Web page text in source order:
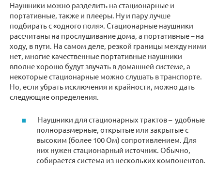
Наушники можно разделить на стационарные и
портативные, также и плееры. Ну и пару лучше
подбирать с «одного поля». Стационарные наушники
рассчитаны на прослушивание дома, а портативные – на
ходу, в пути. На самом деле, резкой границы между ними
нет, многие качественные портативные наушники
вполне хорошо будут звучать в домашней системе, а
некоторые стационарные можно слушать в транспорте.
Но, если убрать исключения и крайности, можно дать
следующие определения.
Наушники для стационарных трактов – удобные
полноразмерные, открытые или закрытые с
высоким (более 100 Ом) сопротивлением. Для
них нужен стационарный источник. Обычно,
собирается система из нескольких компонентов.